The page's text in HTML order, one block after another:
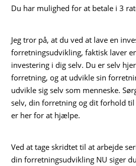
Du har mulighed for at betale i 3
Jeg tror på, at du ved at lave en
forretningsudvikling, faktisk laver
investering i dig selv. Du er selv
forretning, og at udvikle sin
udvikle sig selv som menneske.
selv, din forretning og dit forhold
er her for at hjælpe.
Ved at tage skridtet til at arbejde
din forretningsudvikling NU siger